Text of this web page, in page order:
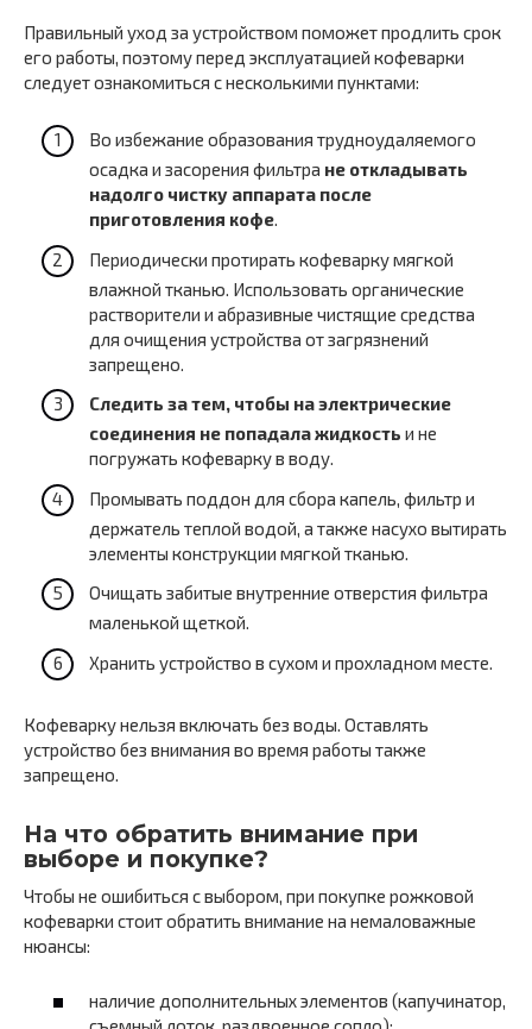
Правильный уход за устройством поможет продлить срок
его работы, поэтому перед эксплуатацией кофеварки
следует ознакомиться с несколькими пунктами:
Во избежание образования трудноудаляемого
осадка и засорения фильтра не откладывать
надолго чистку аппарата после
приготовления кофе.
Периодически протирать кофеварку мягкой
влажной тканью. Использовать органические
растворители и абразивные чистящие средства
для очищения устройства от загрязнений
запрещено.
Следить за тем, чтобы на электрические
соединения не попадала жидкость и не
погружать кофеварку в воду.
Промывать поддон для сбора капель, фильтр и
держатель теплой водой, а также насухо вытирать
элементы конструкции мягкой тканью.
Очищать забитые внутренние отверстия фильтра
маленькой щеткой.
Хранить устройство в сухом и прохладном месте.
Кофеварку нельзя включать без воды. Оставлять
устройство без внимания во время работы также
запрещено.
На что обратить внимание при
выборе и покупке?
Чтобы не ошибиться с выбором, при покупке рожковой
кофеварки стоит обратить внимание на немаловажные
нюансы:
наличие дополнительных элементов (капучинатор,